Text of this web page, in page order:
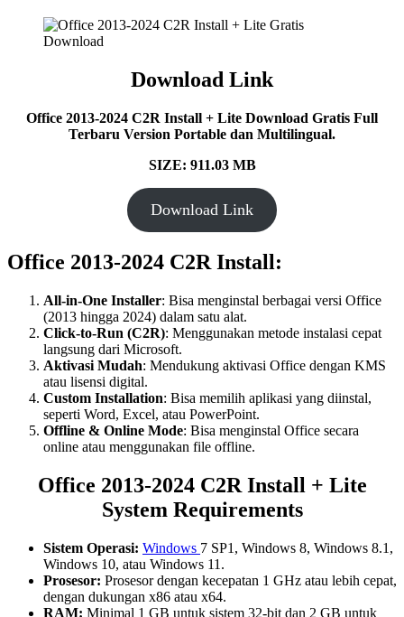
Download Link
Office 2013-2024 C2R Install + Lite Download Gratis Full
Terbaru Version Portable dan Multilingual.
SIZE: 911.03 MB
Download Link
Office 2013-2024 C2R Install:
All-in-One Installer: Bisa menginstal berbagai versi Office
(2013 hingga 2024) dalam satu alat.
Click-to-Run (C2R): Menggunakan metode instalasi cepat
langsung dari Microsoft.
Aktivasi Mudah: Mendukung aktivasi Office dengan KMS
atau lisensi digital.
Custom Installation: Bisa memilih aplikasi yang diinstal,
seperti Word, Excel, atau PowerPoint.
Offline & Online Mode: Bisa menginstal Office secara
online atau menggunakan file offline.
Office 2013-2024 C2R Install + Lite
System Requirements
Sistem Operasi: Windows 7 SP1, Windows 8, Windows 8.1,
Windows 10, atau Windows 11.
Prosesor: Prosesor dengan kecepatan 1 GHz atau lebih cepat,
dengan dukungan x86 atau x64.
RAM: Minimal 1 GB untuk sistem 32-bit dan 2 GB untuk